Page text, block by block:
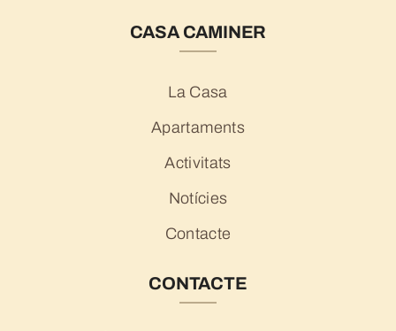
CASA CAMINER
La Casa
Apartaments
Activitats
Notícies
Contacte
CONTACTE